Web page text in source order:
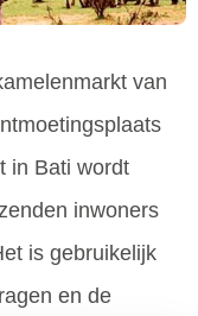
van
in Bati wordt
inwoners
is gebruikelijk
en de